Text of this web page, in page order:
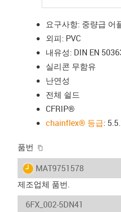
요구사항: 중량급 어
외피: PVC
내유성: DIN EN
실리콘 무함유
난연성
전체 쉴드
CFRIP®
chainflex® 등급:
품번
igus-icon-lieferzeit
MAT9751578
제조업체 품번.